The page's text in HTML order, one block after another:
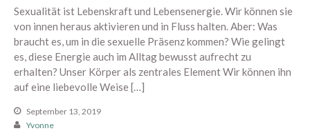
Sexualität ist Lebenskraft und Lebensenergie. Wir können sie
von innen heraus aktivieren und in Fluss halten. Aber: Was
braucht es, um in die sexuelle Präsenz kommen? Wie gelingt
es, diese Energie auch im Alltag bewusst aufrecht zu
erhalten? Unser Körper als zentrales Element Wir können ihn
auf eine liebevolle Weise […]
September 13, 2019
Yvonne